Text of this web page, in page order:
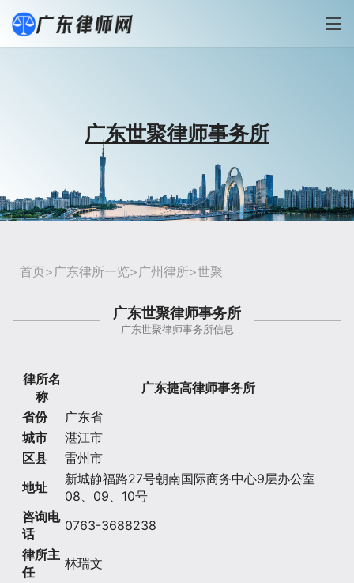
广东世聚律师事务所
首页> 广东律所一览> 广州律所>世聚
广东世聚律师事务所
广东世聚律师事务所信息
律所名
称
广东捷高律师事务所
省份
广东省
城市
湛江市
区县
雷州市
地址
新城静福路27号朝南国际商务中心9层办公室
08、09、10号
咨询电
话
0763-3688238
律所主
任
林瑞文